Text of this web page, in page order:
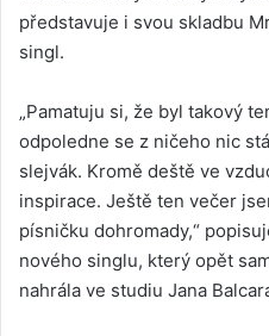
představuje i svou skladbu
singl.
„Pamatuju si, že byl takový
odpoledne se z ničeho nic
slejvák. Kromě deště ve
inspirace. Ještě ten večer
písničku dohromady,“
nového singlu, který opět
nahrála ve studiu Jana